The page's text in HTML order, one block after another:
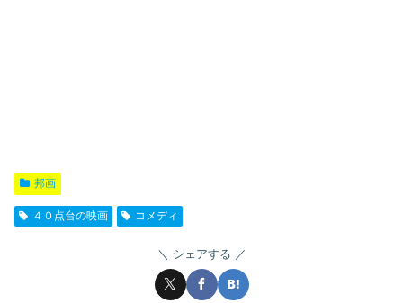
邦画
４０点台の映画 コメディ
シェアする